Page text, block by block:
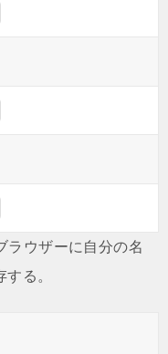
ラウザーに自分の名
る。